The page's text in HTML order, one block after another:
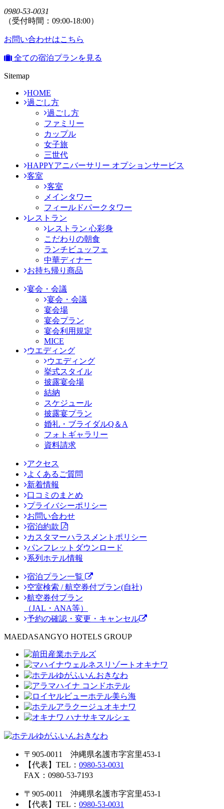
0980-53-0031
（受付時間：09:00-18:00）
お問い合わせはこちら
全ての宿泊プランを見る
Sitemap
HOME
過ごし方
過ごし方
ファミリー
カップル
女子旅
三世代
HAPPYアニバーサリー オプションサービス
客室
客室
メインタワー
フィールドパークタワー
レストラン
レストラン 心彩身
こだわりの朝食
ランチビュッフェ
中華ディナー
お持ち帰り商品
宴会・会議
宴会・会議
宴会場
宴会プラン
宴会利用規定
MICE
ウエディング
ウエディング
挙式スタイル
披露宴会場
結納
スケジュール
披露宴プラン
婚礼・ブライダルQ＆A
フォトギャラリー
資料請求
アクセス
よくあるご質問
新着情報
口コミのまとめ
プライバシーポリシー
お問い合わせ
宿泊約款
カスタマーハラスメントポリシー
パンフレットダウンロード
系列ホテル情報
宿泊プラン一覧
空室検索 / 航空券付プラン(自社)
航空券付プラン
（JAL・ANA等）
予約の確認・変更・キャンセル
MAEDASANGYO HOTELS GROUP
〒905-0011 沖縄県名護市字宮里453-1
【代表】TEL： 0980-53-0031
FAX：0980-53-7193
〒905-0011 沖縄県名護市字宮里453-1
【代表】TEL： 0980-53-0031